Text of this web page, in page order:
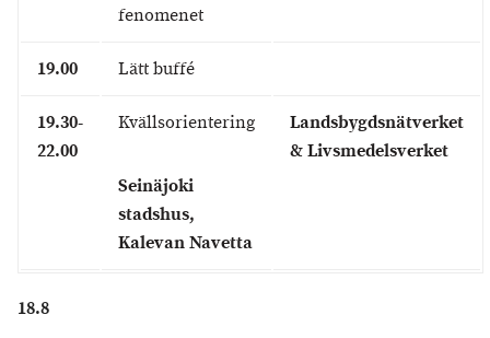
fenomenet
19.00 Lätt buffé
19.30-
22.00
Kvällsorientering
Seinäjoki
stadshus,
Kalevan Navetta
Landsbygdsnätverket
& Livsmedelsverket
18.8